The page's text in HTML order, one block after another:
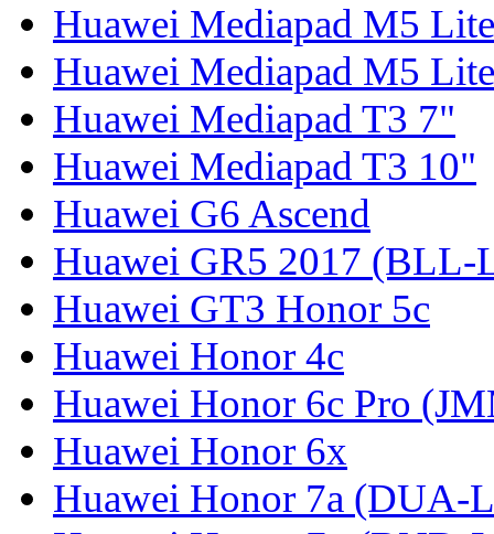
Huawei Mediapad M5
Huawei Mediapad M5
Huawei Mediapad T3 7"
Huawei Mediapad T3 10"
Huawei G6 Ascend
Huawei GR5 2017 (BLL-
Huawei GT3 Honor 5c
Huawei Honor 4c
Huawei Honor 6c Pro
Huawei Honor 6x
Huawei Honor 7a (DUA-